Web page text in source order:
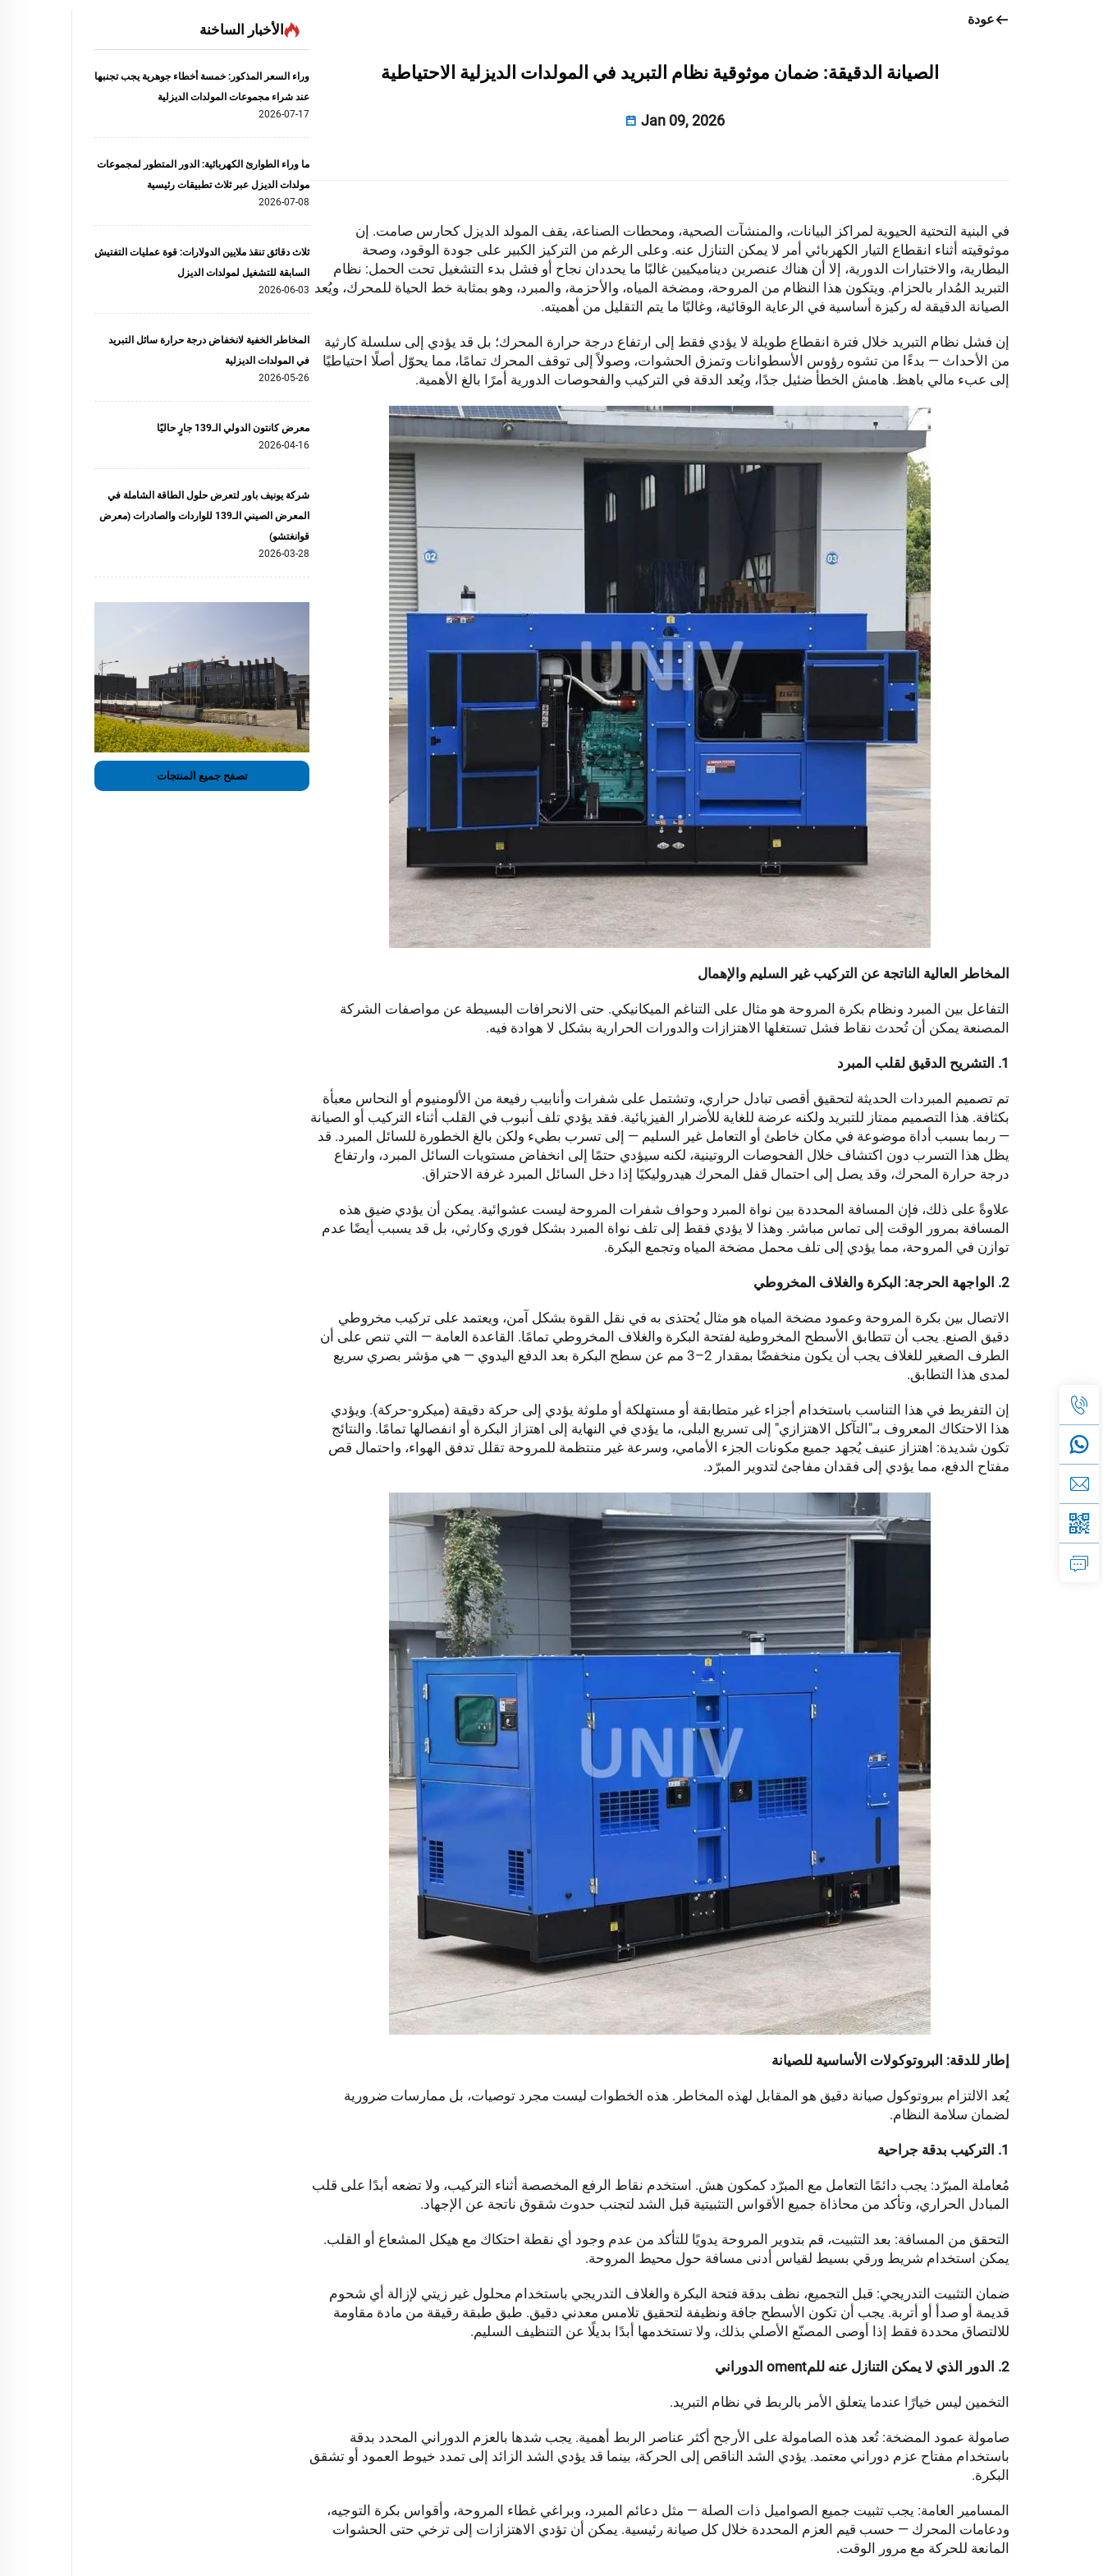
عودة
الصيانة الدقيقة: ضمان موثوقية نظام التبريد في المولدات الديزلية الاحتياطية
Jan 09, 2026
في البنية التحتية الحيوية لمراكز البيانات، والمنشآت الصحية، ومحطات الصناعة، يقف المولد الديزل كحارس صامت. إن
موثوقيته أثناء انقطاع التيار الكهربائي أمر لا يمكن التنازل عنه. وعلى الرغم من التركيز الكبير على جودة الوقود، وصحة
البطارية، والاختبارات الدورية، إلا أن هناك عنصرين ديناميكيين غالبًا ما يحددان نجاح أو فشل بدء التشغيل تحت الحمل: نظام
التبريد المُدار بالحزام. ويتكون هذا النظام من المروحة، ومضخة المياه، والأحزمة، والمبرد، وهو بمثابة خط الحياة للمحرك، ويُعد
الصيانة الدقيقة له ركيزة أساسية في الرعاية الوقائية، وغالبًا ما يتم التقليل من أهميته.
إن فشل نظام التبريد خلال فترة انقطاع طويلة لا يؤدي فقط إلى ارتفاع درجة حرارة المحرك؛ بل قد يؤدي إلى سلسلة كارثية
من الأحداث — بدءًا من تشوه رؤوس الأسطوانات وتمزق الحشوات، وصولاً إلى توقف المحرك تمامًا، مما يحوّل أصلًا احتياطيًا
إلى عبء مالي باهظ. هامش الخطأ ضئيل جدًا، ويُعد الدقة في التركيب والفحوصات الدورية أمرًا بالغ الأهمية.
المخاطر العالية الناتجة عن التركيب غير السليم والإهمال
التفاعل بين المبرد ونظام بكرة المروحة هو مثال على التناغم الميكانيكي. حتى الانحرافات البسيطة عن مواصفات الشركة
المصنعة يمكن أن تُحدث نقاط فشل تستغلها الاهتزازات والدورات الحرارية بشكل لا هوادة فيه.
1. التشريح الدقيق لقلب المبرد
تم تصميم المبردات الحديثة لتحقيق أقصى تبادل حراري، وتشتمل على شفرات وأنابيب رفيعة من الألومنيوم أو النحاس معبأة
بكثافة. هذا التصميم ممتاز للتبريد ولكنه عرضة للغاية للأضرار الفيزيائية. فقد يؤدي تلف أنبوب في القلب أثناء التركيب أو الصيانة
— ربما بسبب أداة موضوعة في مكان خاطئ أو التعامل غير السليم — إلى تسرب بطيء ولكن بالغ الخطورة للسائل المبرد. قد
يظل هذا التسرب دون اكتشاف خلال الفحوصات الروتينية، لكنه سيؤدي حتمًا إلى انخفاض مستويات السائل المبرد، وارتفاع
درجة حرارة المحرك، وقد يصل إلى احتمال قفل المحرك هيدروليكيًا إذا دخل السائل المبرد غرفة الاحتراق.
علاوةً على ذلك، فإن المسافة المحددة بين نواة المبرد وحواف شفرات المروحة ليست عشوائية. يمكن أن يؤدي ضيق هذه
المسافة بمرور الوقت إلى تماس مباشر. وهذا لا يؤدي فقط إلى تلف نواة المبرد بشكل فوري وكارثي، بل قد يسبب أيضًا عدم
توازن في المروحة، مما يؤدي إلى تلف محمل مضخة المياه وتجمع البكرة.
2. الواجهة الحرجة: البكرة والغلاف المخروطي
الاتصال بين بكرة المروحة وعمود مضخة المياه هو مثال يُحتذى به في نقل القوة بشكل آمن، ويعتمد على تركيب مخروطي
دقيق الصنع. يجب أن تتطابق الأسطح المخروطية لفتحة البكرة والغلاف المخروطي تمامًا. القاعدة العامة — التي تنص على أن
الطرف الصغير للغلاف يجب أن يكون منخفضًا بمقدار 2–3 مم عن سطح البكرة بعد الدفع اليدوي — هي مؤشر بصري سريع
لمدى هذا التطابق.
إن التفريط في هذا التناسب باستخدام أجزاء غير متطابقة أو مستهلكة أو ملوثة يؤدي إلى حركة دقيقة (ميكرو-حركة). ويؤدي
هذا الاحتكاك المعروف بـ"التآكل الاهتزازي" إلى تسريع البلى، ما يؤدي في النهاية إلى اهتزاز البكرة أو انفصالها تمامًا. والنتائج
تكون شديدة: اهتزاز عنيف يُجهد جميع مكونات الجزء الأمامي، وسرعة غير منتظمة للمروحة تقلل تدفق الهواء، واحتمال قص
مفتاح الدفع، مما يؤدي إلى فقدان مفاجئ لتدوير المبرّد.
إطار للدقة: البروتوكولات الأساسية للصيانة
يُعد الالتزام ببروتوكول صيانة دقيق هو المقابل لهذه المخاطر. هذه الخطوات ليست مجرد توصيات، بل ممارسات ضرورية
لضمان سلامة النظام.
1. التركيب بدقة جراحية
مُعاملة المبرّد: يجب دائمًا التعامل مع المبرّد كمكون هش. استخدم نقاط الرفع المخصصة أثناء التركيب، ولا تضعه أبدًا على قلب
المبادل الحراري، وتأكد من محاذاة جميع الأقواس التثبيتية قبل الشد لتجنب حدوث شقوق ناتجة عن الإجهاد.
التحقق من المسافة: بعد التثبيت، قم بتدوير المروحة يدويًا للتأكد من عدم وجود أي نقطة احتكاك مع هيكل المشعاع أو القلب.
يمكن استخدام شريط ورقي بسيط لقياس أدنى مسافة حول محيط المروحة.
ضمان التثبيت التدريجي: قبل التجميع، نظف بدقة فتحة البكرة والغلاف التدريجي باستخدام محلول غير زيتي لإزالة أي شحوم
قديمة أو صدأ أو أتربة. يجب أن تكون الأسطح جافة ونظيفة لتحقيق تلامس معدني دقيق. طبق طبقة رقيقة من مادة مقاومة
للالتصاق محددة فقط إذا أوصى المصنّع الأصلي بذلك، ولا تستخدمها أبدًا بديلًا عن التنظيف السليم.
2. الدور الذي لا يمكن التنازل عنه للمoment الدوراني
التخمين ليس خيارًا عندما يتعلق الأمر بالربط في نظام التبريد.
صامولة عمود المضخة: تُعد هذه الصامولة على الأرجح أكثر عناصر الربط أهمية. يجب شدها بالعزم الدوراني المحدد بدقة
باستخدام مفتاح عزم دوراني معتمد. يؤدي الشد الناقص إلى الحركة، بينما قد يؤدي الشد الزائد إلى تمدد خيوط العمود أو تشقق
البكرة.
المسامير العامة: يجب تثبيت جميع الصواميل ذات الصلة — مثل دعائم المبرد، وبراغي غطاء المروحة، وأقواس بكرة التوجيه،
ودعامات المحرك — حسب قيم العزم المحددة خلال كل صيانة رئيسية. يمكن أن تؤدي الاهتزازات إلى ترخي حتى الحشوات
المانعة للحركة مع مرور الوقت.
الأخبار الساخنة
وراء السعر المذكور: خمسة أخطاء جوهرية يجب تجنبها
عند شراء مجموعات المولدات الديزلية
2026-07-17
ما وراء الطوارئ الكهربائية: الدور المتطور لمجموعات
مولدات الديزل عبر ثلاث تطبيقات رئيسية
2026-07-08
ثلاث دقائق تنقذ ملايين الدولارات: قوة عمليات التفتيش
السابقة للتشغيل لمولدات الديزل
2026-06-03
المخاطر الخفية لانخفاض درجة حرارة سائل التبريد
في المولدات الديزلية
2026-05-26
معرض كانتون الدولي الـ139 جارٍ حاليًا
2026-04-16
شركة يونيف باور لتعرض حلول الطاقة الشاملة في
المعرض الصيني الـ139 للواردات والصادرات (معرض
قوانغتشو)
2026-03-28
تصفح جميع المنتجات